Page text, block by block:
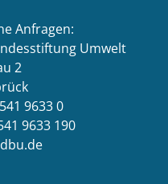
Anfragen:
Umwelt
2
9633 0
9633 190